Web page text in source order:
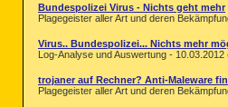
Bundespolizei Virus - Nichts geht mehr
Plagegeister aller Art und deren
Virus.. Bundespolizei... Nichts mehr
Log-Analyse und Auswertung - 10.03.2012
trojaner auf Rechner? Anti-Maleware
Plagegeister aller Art und deren